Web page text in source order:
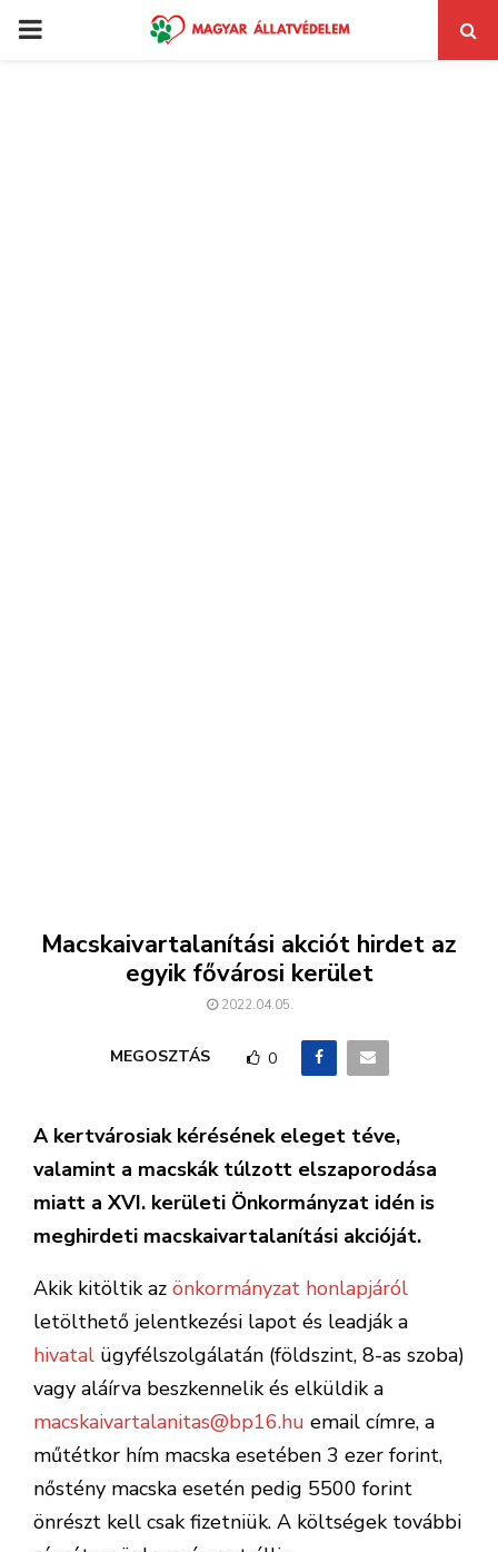
PRIMARY
Macskaivartalanítási akciót hirdet az
egyik fővárosi kerület
2022.04.05.
MEGOSZTÁS 0
A kertvárosiak kérésének eleget téve,
valamint a macskák túlzott elszaporodása
miatt a XVI. kerületi Önkormányzat idén is
meghirdeti macskaivartalanítási akcióját.
Akik kitöltik az önkormányzat honlapjáról
letölthető jelentkezési lapot és leadják a
hivatal ügyfélszolgálatán (földszint, 8-as szoba)
vagy aláírva beszkennelik és elküldik a
macskaivartalanitas@bp16.hu email címre, a
műtétkor hím macska esetében 3 ezer forint,
nőstény macska esetén pedig 5500 forint
önrészt kell csak fizetniük. A költségek további